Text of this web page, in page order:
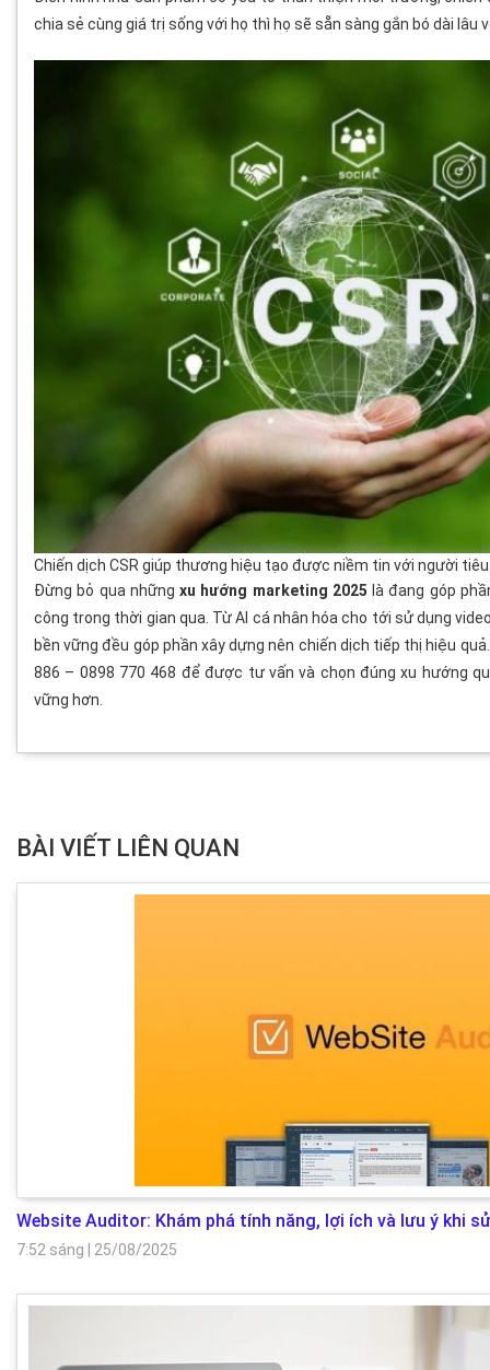
chia sẻ cùng giá trị sống với họ thì họ sẽ sẵn sàng gắn bó dài lâu
Chiến dịch CSR giúp thương hiệu tạo được niềm tin với người
Đừng bỏ qua nhữngxu hướng marketing 2025 là đang góp
công trong thời gian qua. Từ AI cá nhân hóa cho tới sử dụng
bền vững đều góp phần xây dựng nên chiến dịch tiếp thị hiệu
886 – 0898 770 468 để được tư vấn và chọn đúng xu hướng
vững hơn.
BÀI VIẾT LIÊN QUAN
Website Auditor: Khám phá tính năng, lợi ích và lưu ý khi
7:52 sáng 25/08/2025